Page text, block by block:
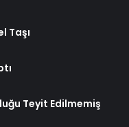
Taşı
Teyit Edilmemiş